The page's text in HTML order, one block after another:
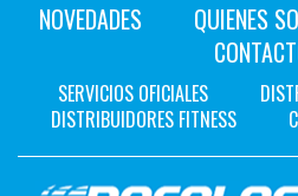
NOVEDADES QUIENES
SERVICIOS OFICIALES
DISTRIBUIDORES FITNESS